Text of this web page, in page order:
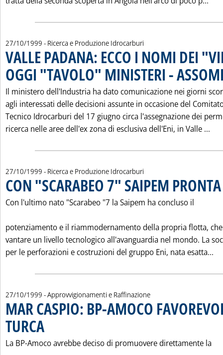
27/10/1999 - Ricerca e Produzione Idrocarburi
VALLE PADANA: ECCO I NOMI DEI
OGGI "TAVOLO" MINISTERI -
Il ministero dell'Industria ha dato comunicazione nei giorni
agli interessati delle decisioni assunte in occasione del
Tecnico Idrocarburi del 17 giugno circa l'assegnazione dei
ricerca nelle aree dell'ex zona di esclusiva dell'Eni, in Valle ...
27/10/1999 - Ricerca e Produzione Idrocarburi
CON "SCARABEO 7" SAIPEM
Con l'ultimo nato "Scarabeo "7 la Saipem ha concluso il
potenziamento e il riammodernamento della propria flotta,
vantare un livello tecnologico all'avanguardia nel mondo. La
per le perforazioni e costruzioni del gruppo Eni, nata esatta...
27/10/1999 - Approvvigionamenti e Raffinazione
MAR CASPIO: BP-AMOCO
TURCA
La BP-Amoco avrebbe deciso di promuovere direttamente la